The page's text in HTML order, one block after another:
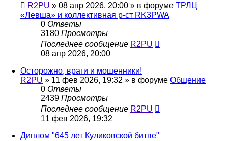
R2PU » 08 апр 2026, 20:00 » в форуме ТРЛЦ
«Левша» и коллективная р-ст RK3PWA
0 Ответы
3180 Просмотры
Последнее сообщение R2PU
08 апр 2026, 20:00
Осторожно, враги и мошенники!
R2PU » 11 фев 2026, 19:32 » в форуме Общение
0 Ответы
2439 Просмотры
Последнее сообщение R2PU
11 фев 2026, 19:32
Диплом "645 лет Куликовской битве"